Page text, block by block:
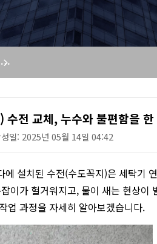
원룸
싱
세탁실(베란다) 수전 교체, 누수와 불편함을 한 번에 해결! - 막힘해결119
수전 교체, 누수와 불편함을
일: 2025년 05월 14일 04:42
에 설치된 수전(수도꼭지)은 세탁기
이가 헐거워지고, 물이 새는 현상
업 과정을 자세히 알아보겠습니다.